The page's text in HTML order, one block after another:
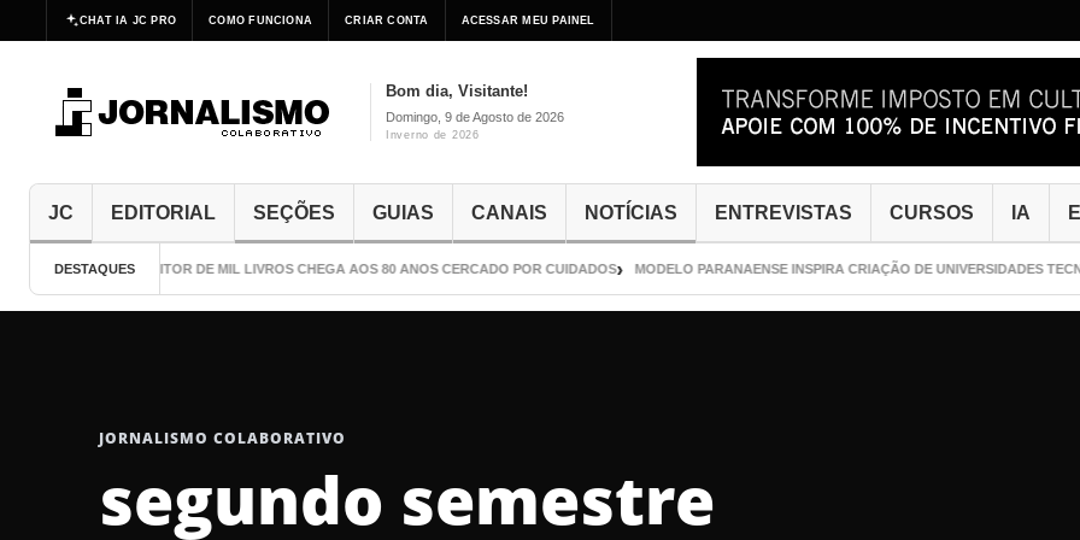
CHAT IA JC PRO COMO FUNCIONA CRIAR CONTA ACESSAR MEU PAINEL
Bom dia, Visitante!
Domingo, 9 de Agosto de 2026
Inverno de 2026
JC EDITORIAL SEÇÕES GUIAS CANAIS NOTÍCIAS ENTREVISTAS CURSOS IA
DESTAQUESO ESCRITOR DE MIL LIVROS CHEGA AOS 80 ANOS CERCADO POR CUIDADOS MODELO PARANAENSE INSPIRA CRIAÇÃO DE UNIVERSIDADES
JORNALISMO COLABORATIVO
segundo semestre